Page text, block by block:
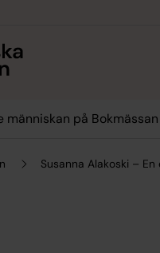
människan på Bokmässan
Susanna Alakoski –